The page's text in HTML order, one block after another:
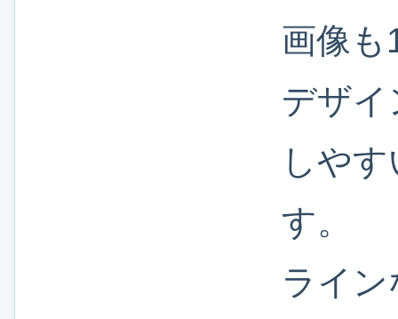
画像も
デザ
しや
す。
ライ